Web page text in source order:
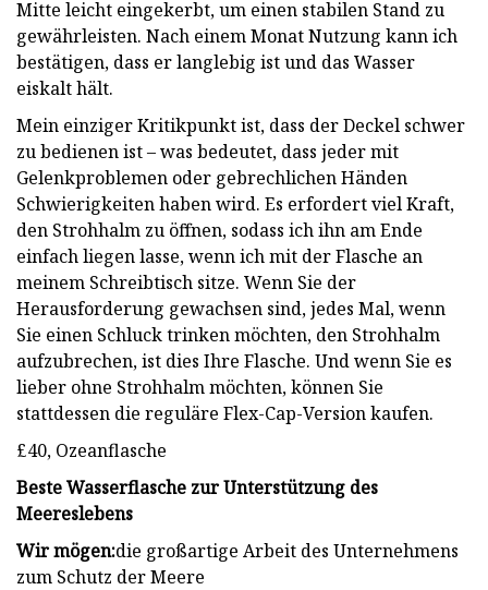
Mitte leicht eingekerbt, um einen stabilen Stand zu
gewährleisten. Nach einem Monat Nutzung kann ich
bestätigen, dass er langlebig ist und das Wasser
eiskalt hält.
Mein einziger Kritikpunkt ist, dass der Deckel schwer
zu bedienen ist – was bedeutet, dass jeder mit
Gelenkproblemen oder gebrechlichen Händen
Schwierigkeiten haben wird. Es erfordert viel Kraft,
den Strohhalm zu öffnen, sodass ich ihn am Ende
einfach liegen lasse, wenn ich mit der Flasche an
meinem Schreibtisch sitze. Wenn Sie der
Herausforderung gewachsen sind, jedes Mal, wenn
Sie einen Schluck trinken möchten, den Strohhalm
aufzubrechen, ist dies Ihre Flasche. Und wenn Sie es
lieber ohne Strohhalm möchten, können Sie
stattdessen die reguläre Flex-Cap-Version kaufen.
£40, Ozeanflasche
Beste Wasserflasche zur Unterstützung des
Meereslebens
Wir mögen:die großartige Arbeit des Unternehmens
zum Schutz der Meere